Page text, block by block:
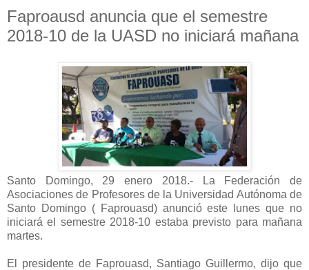
Faproausd anuncia que el semestre
2018-10 de la UASD no iniciará mañana
Santo Domingo, 29 enero 2018.- La Federación de
Asociaciones de Profesores de la Universidad Autónoma de
Santo Domingo ( Faprouasd) anunció este lunes que no
iniciará el semestre 2018-10 estaba previsto para mañana
martes.
El presidente de Faprouasd, Santiago Guillermo, dijo que